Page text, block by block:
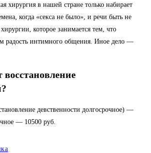
хирургия в нашей стране только набирает
когда «секса не было», и речи быть не
которое занимается тем, что
радость интимного общения. Иное дело —
восстановление
девственности долгосрочное) —
— 10500 руб.